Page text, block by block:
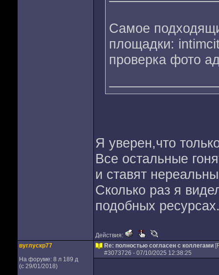
Самое
площадки:
проверка фото
Я уверен,что
Все остальные
и ставят
Сколько раз я
подобных
Действия:
вуглускр77
На форуме: 8 л 189 д
(с 29/01/2018)
Re: полностью согласен с коллегами
#3073726 - 07/10/2025 12:38:25